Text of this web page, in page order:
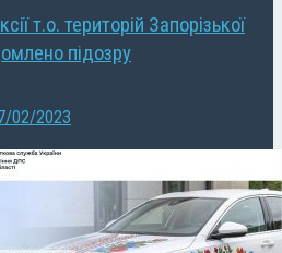
т.о. територій Запорізької
підозру
02/2023